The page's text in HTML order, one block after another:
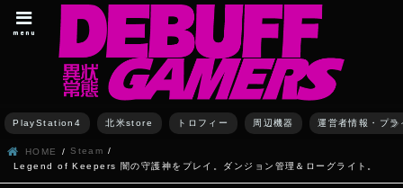
menu
PlayStation4 北米store トロフィー 周辺機器 運営者情報・プ
HOME
Steam
Legend of Keepers 闇の守護神をプレイ。ダンジョン管理＆ローグライト。